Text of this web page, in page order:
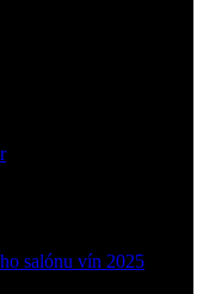
salónu vín 2025